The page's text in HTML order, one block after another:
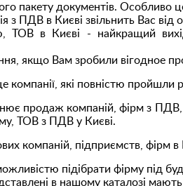
пакету документів. Особливо
з ПДВ в Києві звільнить Вас від
ТОВ в Києві - найкращий
якщо Вам зробили вігодное
які повністю пройшли
продаж компаній, фірм з ПДВ,
ТОВ з ПДВ у Києві.
компаній, підприємств, фірм
підібрати фірму під
в нашому каталозі